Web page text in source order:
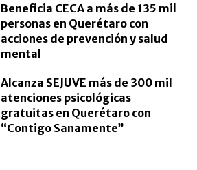
Beneficia CECA a más de 135 mil
personas en Querétaro con
acciones de prevención y salud
mental
Alcanza SEJUVE más de 300 mil
atenciones psicológicas
gratuitas en Querétaro con
“Contigo Sanamente”